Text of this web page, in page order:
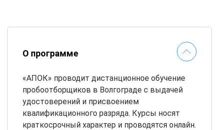
О программе
«АПОК» проводит дистанционное обучение
пробоотборщиков в Волгограде с выдачей
удостоверений и присвоением
квалификационного разряда. Курсы носят
краткосрочный характер и проводятся онлайн.